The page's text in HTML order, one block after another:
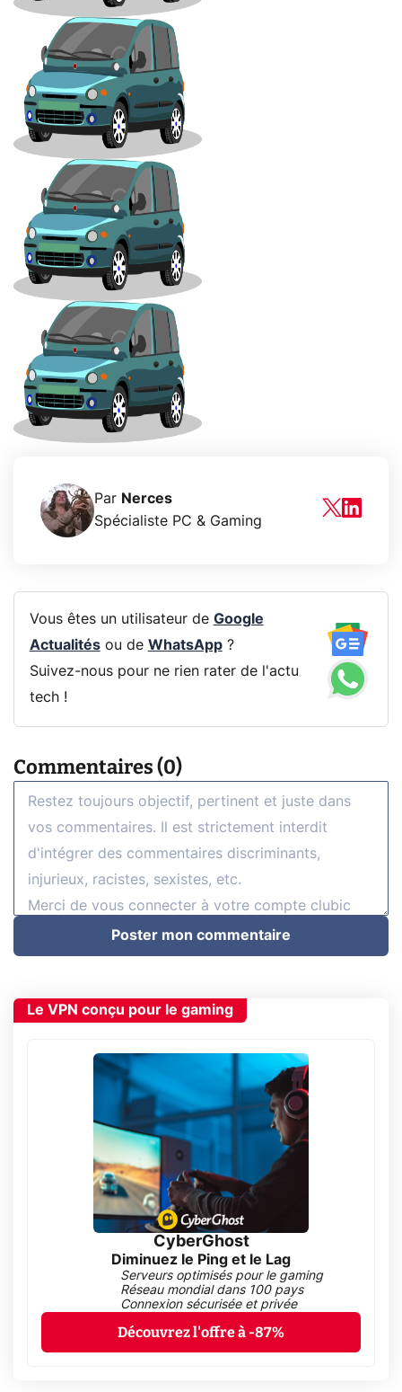
Par Nerces
Spécialiste PC & Gaming
Vous êtes un utilisateur de Google
Actualitésou de WhatsApp?
Suivez-nous pour ne rien rater de l'actu
tech !
Commentaires (0)
Poster mon commentaire
Le VPN conçu pour le gaming
CyberGhost
Diminuez le Ping et le Lag
Serveurs optimisés pour le gaming
Réseau mondial dans 100 pays
Connexion sécurisée et privée
Découvrez l'offre à -87%